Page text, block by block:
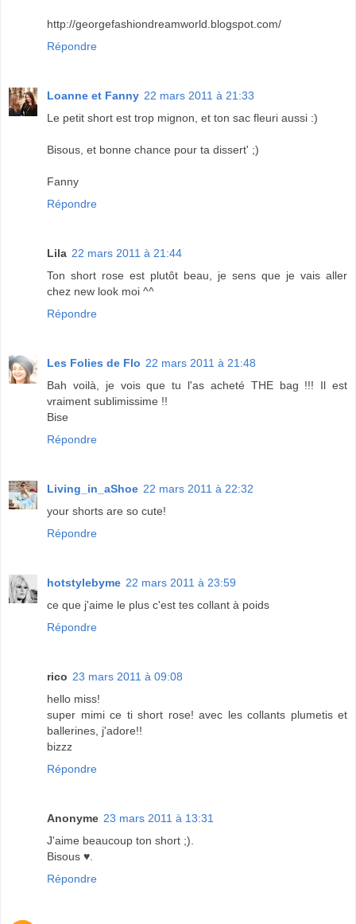
http://georgefashiondreamworld.blogspot.com/
Répondre
Loanne et Fanny 22 mars 2011 à 21:33
Le petit short est trop mignon, et ton sac fleuri aussi :)
Bisous, et bonne chance pour ta dissert' ;)
Fanny
Répondre
Lila 22 mars 2011 à 21:44
Ton short rose est plutôt beau, je sens que je vais aller
chez new look moi ^^
Répondre
Les Folies de Flo 22 mars 2011 à 21:48
Bah voilà, je vois que tu l'as acheté THE bag !!! Il est
vraiment sublimissime !!
Bise
Répondre
Living_in_aShoe 22 mars 2011 à 22:32
your shorts are so cute!
Répondre
hotstylebyme 22 mars 2011 à 23:59
ce que j'aime le plus c'est tes collant à poids
Répondre
rico 23 mars 2011 à 09:08
hello miss!
super mimi ce ti short rose! avec les collants plumetis et
ballerines, j'adore!!
bizzz
Répondre
Anonyme 23 mars 2011 à 13:31
J'aime beaucoup ton short ;).
Bisous ♥.
Répondre